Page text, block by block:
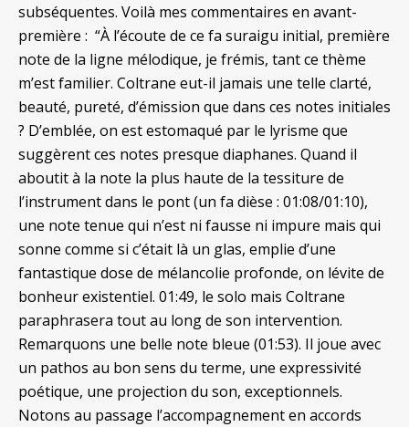
subséquentes. Voilà mes commentaires en avant-
première : “À l’écoute de ce fa suraigu initial, première
note de la ligne mélodique, je frémis, tant ce thème
m’est familier. Coltrane eut-il jamais une telle clarté,
beauté, pureté, d’émission que dans ces notes initiales
? D’emblée, on est estomaqué par le lyrisme que
suggèrent ces notes presque diaphanes. Quand il
aboutit à la note la plus haute de la tessiture de
l’instrument dans le pont (un fa dièse : 01:08/01:10),
une note tenue qui n’est ni fausse ni impure mais qui
sonne comme si c’était là un glas, emplie d’une
fantastique dose de mélancolie profonde, on lévite de
bonheur existentiel. 01:49, le solo mais Coltrane
paraphrasera tout au long de son intervention.
Remarquons une belle note bleue (01:53). Il joue avec
un pathos au bon sens du terme, une expressivité
poétique, une projection du son, exceptionnels.
Notons au passage l’accompagnement en accords